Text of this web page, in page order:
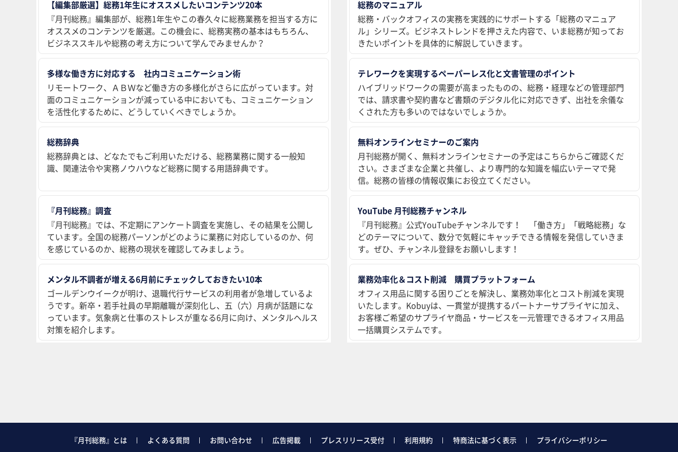
【編集部厳選】総務1年生にオススメしたいコンテンツ20本
『月刊総務』編集部が、総務1年生やこの春久々に総務業務を担当する方に
オススメのコンテンツを厳選。この機会に、総務実務の基本はもちろん、
ビジネススキルや総務の考え方について学んでみませんか？
総務のマニュアル
総務・バックオフィスの実務を実践的にサポートする「総務のマニュア
ル」シリーズ。ビジネストレンドを押さえた内容で、いま総務が知ってお
きたいポイントを具体的に解説していきます。
多様な働き方に対応する 社内コミュニケーション術
リモートワーク、ＡＢＷなど働き方の多様化がさらに広がっています。対
面のコミュニケーションが減っている中においても、コミュニケーション
を活性化するために、どうしていくべきでしょうか。
テレワークを実現するペーパーレス化と文書管理のポイント
ハイブリッドワークの需要が高まったものの、総務・経理などの管理部門
では、請求書や契約書など書類のデジタル化に対応できず、出社を余儀な
くされた方も多いのではないでしょうか。
総務辞典
総務辞典とは、どなたでもご利用いただける、総務業務に関する一般知
識、関連法令や実務ノウハウなど総務に関する用語辞典です。
無料オンラインセミナーのご案内
月刊総務が開く、無料オンラインセミナーの予定はこちらからご確認くだ
さい。さまざまな企業と共催し、より専門的な知識を幅広いテーマで発
信。総務の皆様の情報収集にお役立てください。
『月刊総務』調査
『月刊総務』では、不定期にアンケート調査を実施し、その結果を公開し
ています。全国の総務パーソンがどのように業務に対応しているのか、何
を感じているのか、総務の現状を確認してみましょう。
YouTube 月刊総務チャンネル
『月刊総務』公式YouTubeチャンネルです！ 「働き方」「戦略総務」な
どのテーマについて、数分で気軽にキャッチできる情報を発信していきま
す。ぜひ、チャンネル登録をお願いします！
メンタル不調者が増える6月前にチェックしておきたい10本
ゴールデンウイークが明け、退職代行サービスの利用者が急増しているよ
うです。新卒・若手社員の早期離職が深刻化し、五（六）月病が話題にな
っています。気象病と仕事のストレスが重なる6月に向け、メンタルヘルス
対策を紹介します。
業務効率化＆コスト削減 購買プラットフォーム
オフィス用品に関する困りごとを解決し、業務効率化とコスト削減を実現
いたします。Kobuyは、一貫堂が提携するパートナーサプライヤに加え、
お客様ご希望のサプライヤ商品・サービスを一元管理できるオフィス用品
一括購買システムです。
『月刊総務』とは よくある質問 お問い合わせ 広告掲載 プレスリリース受付 利用規約 特商法に基づく表示 プライバシーポリシー